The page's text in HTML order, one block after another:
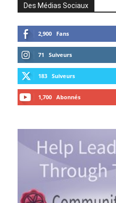
Des Médias Sociaux
2,900 Fans
71 Suiveurs
183 Suiveurs
1,700 Abonnés